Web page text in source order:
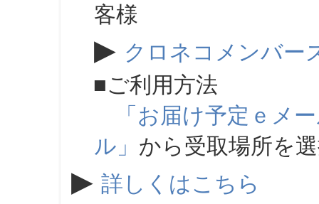
客様
▶ クロネコメンバー
■ご利用方法
「お届け予定ｅメ
ル」 から受取場所を
▶ 詳しくはこちら